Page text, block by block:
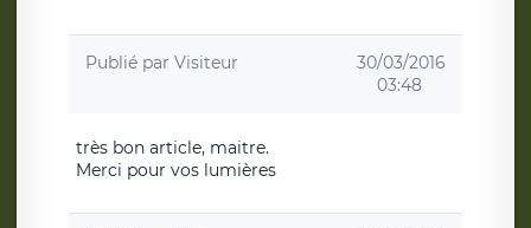
Publié par Visiteur
30/03/2016
03:48
très bon article, maitre.
Merci pour vos lumières